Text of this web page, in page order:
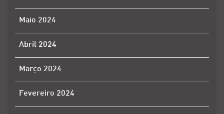
Maio 2024
Abril 2024
Março 2024
Fevereiro 2024